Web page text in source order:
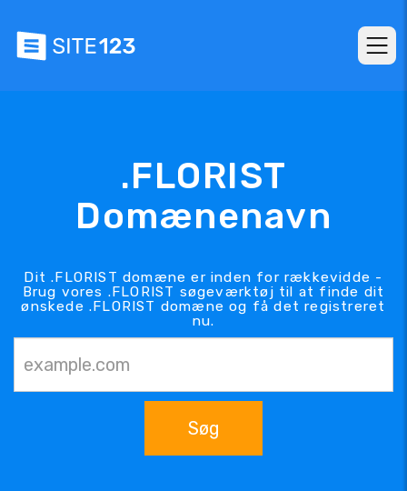
.FLORIST
Domænenavn
Dit .FLORIST domæne er inden for rækkevidde -
Brug vores .FLORIST søgeværktøj til at finde dit
ønskede .FLORIST domæne og få det registreret
nu.
Søg